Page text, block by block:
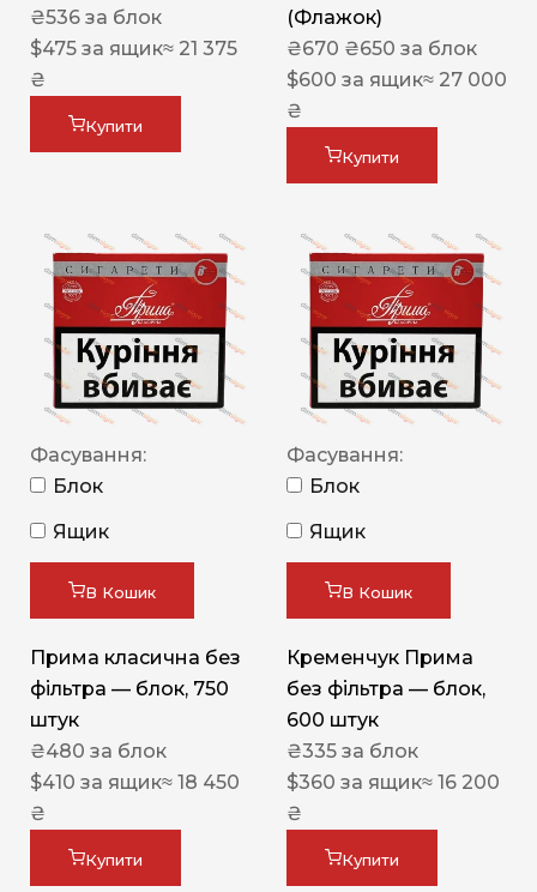
₴536 за блок
$475 за ящик≈ 21 375
₴
Купити
(Флажок)
₴670 ₴650 за блок
$600 за ящик≈ 27 000
₴
Купити
Фасування:
Блок
Ящик
В Кошик
Прима класична без
фільтра — блок, 750
штук
₴480 за блок
$410 за ящик≈ 18 450
₴
Купити
Фасування:
Блок
Ящик
В Кошик
Кременчук Прима
без фільтра — блок,
600 штук
₴335 за блок
$360 за ящик≈ 16 200
₴
Купити